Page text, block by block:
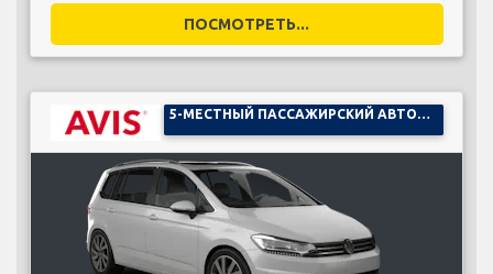
ПОСМОТРЕТЬ...